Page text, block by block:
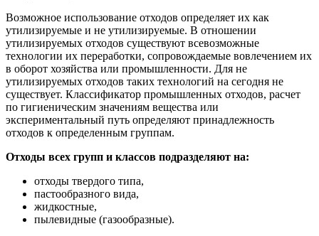
Возможное использование отходов определяет их как
утилизируемые и не утилизируемые. В отношении
утилизируемых отходов существуют всевозможные
технологии их переработки, сопровождаемые вовлечением их
в оборот хозяйства или промышленности. Для не
утилизируемых отходов таких технологий на сегодня не
существует. Классификатор промышленных отходов, расчет
по гигиеническим значениям вещества или
экспериментальный путь определяют принадлежность
отходов к определенным группам.
Отходы всех групп и классов подразделяют на:
отходы твердого типа,
пастообразного вида,
жидкостные,
пылевидные (газообразные).